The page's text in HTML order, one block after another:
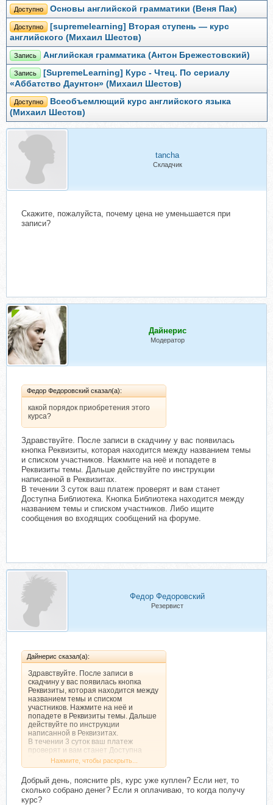
Доступно Основы английской грамматики (Веня Пак)
Доступно
[supremelearning] Вторая ступень — курс
английского (Михаил Шестов)
Запись Английская грамматика (Антон Брежестовский)
Запись
[SupremeLearning] Курс - Чтец. По сериалу
«Аббатство Даунтон» (Михаил Шестов)
Доступно
Всеобъемлющий курс английского языка
(Михаил Шестов)
tancha
Складчик
Скажите, пожалуйста, почему цена не уменьшается при
записи?
Дайнерис
Модератор
Федор Федоровский сказал(а):
какой порядок приобретения этого
курса?
Здравствуйте. После записи в скадчину у вас появилась
кнопка Реквизиты, которая находится между названием темы
и списком участников. Нажмите на неё и попадете в
Реквизиты темы. Дальше действуйте по инструкции
написанной в Реквизитах.
В течении 3 суток ваш платеж проверят и вам станет
Доступна Библиотека. Кнопка Библиотека находится между
названием темы и списком участников. Либо ищите
сообщения во входящих сообщений на форуме.
Федор Федоровский
Резервист
Дайнерис сказал(а):
Здравствуйте. После записи в
скадчину у вас появилась кнопка
Реквизиты, которая находится между
названием темы и списком
участников. Нажмите на неё и
попадете в Реквизиты темы. Дальше
действуйте по инструкции
написанной в Реквизитах.
В течении 3 суток ваш платеж
проверят и вам станет Доступна
Библиотека. Кнопка Библиотека
находится между названием темы и
списком участников. Либо ищите
сообщения во входящих сообщений
на форуме.
Нажмите, чтобы раскрыть...
Добрый день, поясните pls, курс уже куплен? Если нет, то
сколько собрано денег? Если я оплачиваю, то когда получу
курс?